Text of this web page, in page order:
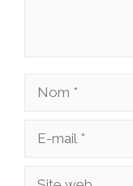
Nom
Site